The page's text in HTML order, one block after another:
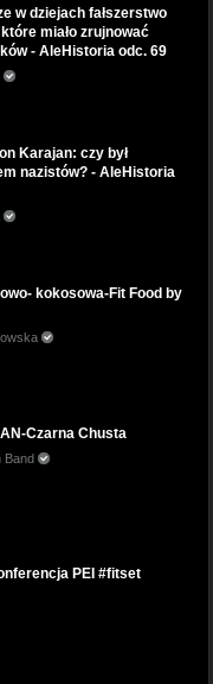
w dziejach fałszerstwo
miało zrujnować
- AleHistoria odc. 69
Karajan: czy był
nazistów? - AleHistoria
kokosowa-Fit Food by
Czarna Chusta
Band
PEI #fitset